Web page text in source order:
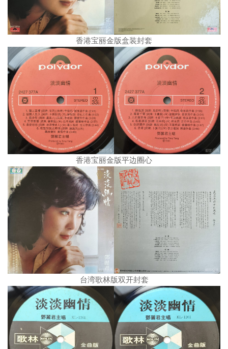
香港宝丽金版盒装封套
香港宝丽金版平边圈心
台湾歌林版双开封套